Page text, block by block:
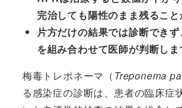
完治しても陽性のまま残ること
片方だけの結果では診断でき
を組み合わせて医師が判断しま
梅毒トレポネーマ（ Treponema
る感染症の診断は、患者の臨床症